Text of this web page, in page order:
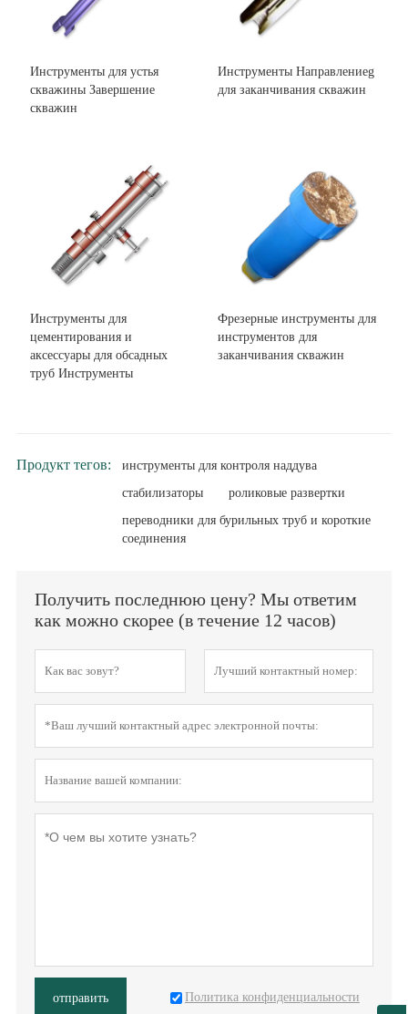
Инструменты для устья
скважины Завершение
скважин
Инструменты Направлениеg
для заканчивания скважин
Инструменты для
цементирования и
аксессуары для обсадных
труб Инструменты
Фрезерные инструменты для
инструментов для
заканчивания скважин
Продукт тегов:
инструменты для контроля наддува
стабилизаторы
роликовые развертки
переводники для бурильных труб и короткие
соединения
Получить последнюю цену? Мы ответим
как можно скорее (в течение 12 часов)
отправить Политика конфиденциальности